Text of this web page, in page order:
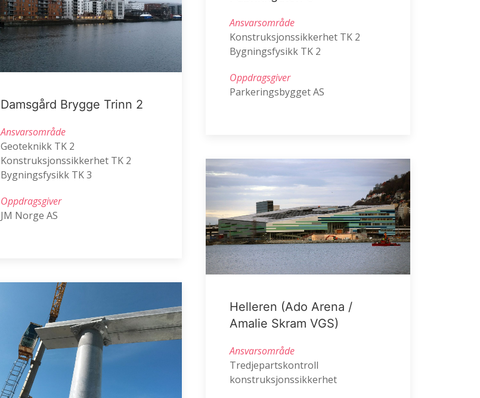
Damsgård Brygge Trinn 2
Ansvarsområde
Geoteknikk TK 2
Konstruksjonssikkerhet TK 2
Bygningsfysikk TK 3
Oppdragsgiver
JM Norge AS
Ansvarsområde
Konstruksjonssikkerhet TK 2
Bygningsfysikk TK 2
Oppdragsgiver
Parkeringsbygget AS
Helleren (Ado Arena /
Amalie Skram VGS)
Ansvarsområde
Tredjepartskontroll
konstruksjonssikkerhet